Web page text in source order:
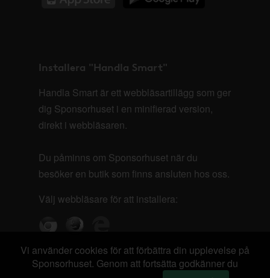
Installera "Handla Smart"
Handla Smart är ett webbläsartillägg som ger
dig Sponsorhuset i en minifierad version,
direkt i webbläsaren.
Du påminns om Sponsorhuset när du
besöker en butik som finns ansluten hos oss.
Välj webbläsare för att installera:
Vi använder cookies för att förbättra din upplevelse på
Sponsorhuset. Genom att fortsätta godkänner du